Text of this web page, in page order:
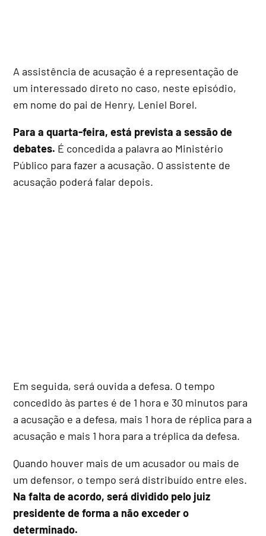
A assistência de acusação é a representação de
um interessado direto no caso, neste episódio,
em nome do pai de Henry, Leniel Borel.
Para a quarta-feira, está prevista a sessão de
debates. É concedida a palavra ao Ministério
Público para fazer a acusação. O assistente de
acusação poderá falar depois.
Em seguida, será ouvida a defesa. O tempo
concedido às partes é de 1 hora e 30 minutos para
a acusação e a defesa, mais 1 hora de réplica para a
acusação e mais 1 hora para a tréplica da defesa.
Quando houver mais de um acusador ou mais de
um defensor, o tempo será distribuído entre eles.
Na falta de acordo, será dividido pelo juiz
presidente de forma a não exceder o
determinado.